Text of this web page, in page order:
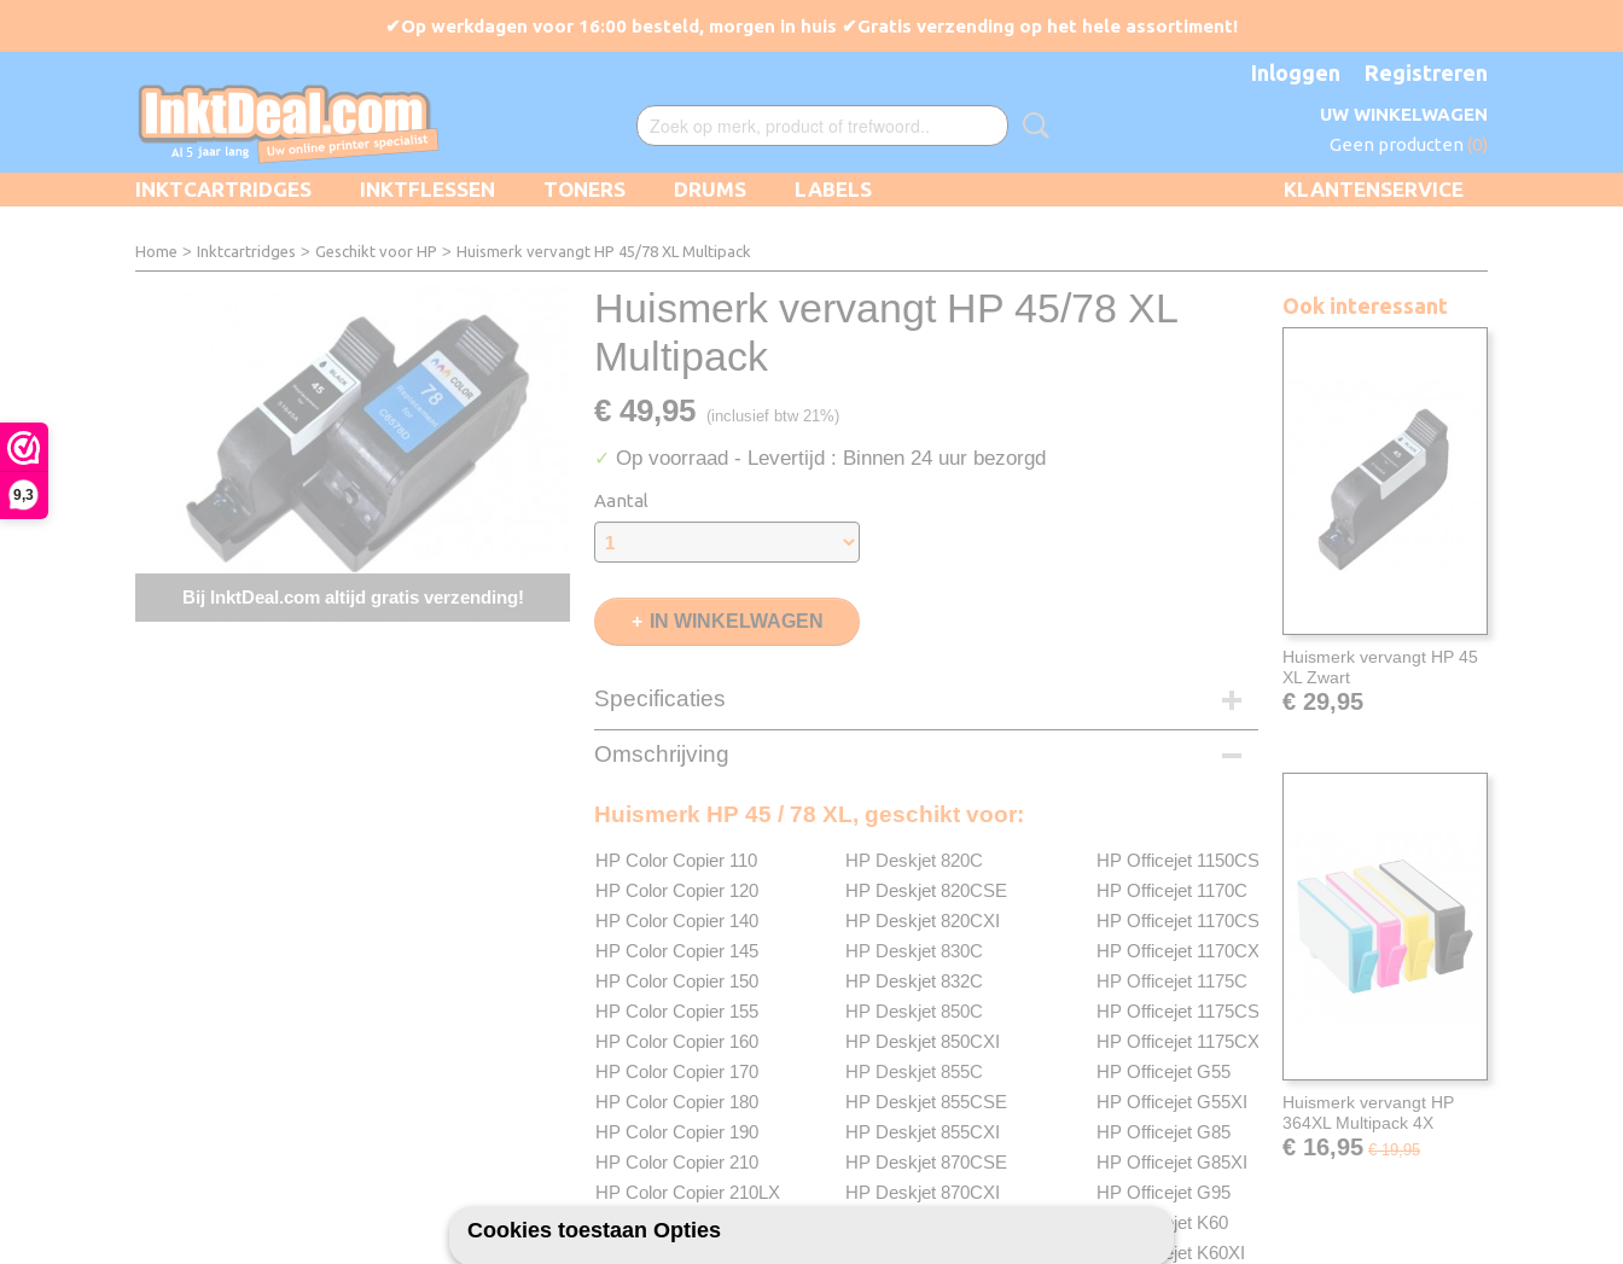
9,3
Inloggen Registreren
UW WINKELWAGEN
Geen producten (0)
KLANTENSERVICE
INKTCARTRIDGES INKTFLESSEN TONERS DRUMS LABELS
Home > Inktcartridges > Geschikt voor HP > Huismerk vervangt HP 45/78 XL Multipack
Bij InktDeal.com altijd gratis verzending!
Huismerk vervangt HP 45/78 XL
Multipack
€ 49,95 (inclusief btw 21%)
✓ Op voorraad - Levertijd : Binnen 24 uur bezorgd
Aantal
IN WINKELWAGEN
Specificaties
EAN code
Zwart
Verzendmethode
Brievenbuspost of Pakketpost
Recyclebaar
❌
Omschrijving
Huismerk HP 45 / 78 XL, geschikt voor:
HP Color Copier 110
HP Color Copier 120
HP Color Copier 140
HP Color Copier 145
HP Color Copier 150
HP Color Copier 155
HP Color Copier 160
HP Color Copier 170
HP Color Copier 180
HP Color Copier 190
HP Color Copier 210
HP Color Copier 210LX
HP Color Copier 260
HP Deskjet 820C
HP Deskjet 820CSE
HP Deskjet 820CXI
HP Deskjet 830C
HP Deskjet 832C
HP Deskjet 850C
HP Deskjet 850CXI
HP Deskjet 855C
HP Deskjet 855CSE
HP Deskjet 855CXI
HP Deskjet 870CSE
HP Deskjet 870CXI
HP Officejet 1150CSE
HP Officejet 1170C
HP Officejet 1170CSE
HP Officejet 1170CXI
HP Officejet 1175C
HP Officejet 1175CSE
HP Officejet 1175CXI
HP Officejet G55
HP Officejet G55XI
HP Officejet G85
HP Officejet G85XI
HP Officejet G95
HP Officejet K60
HP Officejet K60XI
Ook interessant
Huismerk vervangt HP 45
XL Zwart
€ 29,95
Huismerk vervangt HP
364XL Multipack 4X
€ 16,95 € 19,95
Cookies toestaan Opties